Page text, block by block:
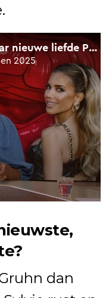
dan